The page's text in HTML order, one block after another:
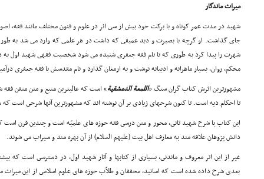
میراث ماندگار
شهید در مدت عمر کوتاه و با برکت خود بیش از سى اثر در علوم و فنون مختلف مانند فقه،
جاى گذاشت. او گرچه با بصیرت و دید عمیقى که داشت در هر علمى که وارد مى شد به طور
شهرت را پیدا کرد به طورى که تا نام فقه جعفرى شنیده مى شود شخصیت فقهى شهید اول به
محکم، روان، بسیار ماهرانه و ادیبانه نوشت و به ارمغان گذارد و نام مقدسش با فقه جعفرى
مشهورترین اثرش کتاب گران سنگ «اللمعة الدمشقیة» است که عالیترین منبع و متن متقن
تا احکام دیه است. تا کنون شرحهاى زیادى بر آن نوشته اند که مشهورترین آنها شرحى است که
این کتاب با شرح شهید ثانى، محور و متن درسى فقه حوزه هاى علمیّه است و چندین قرن
دانش پژوهان علاقه مند به معارف اهل بیت (علیهم السلام) از آن بهره مند و سیراب مى شوند.
غیر از این اثر معروف و ماندنى، بسیارى از کتابها و آثار شهید اول، در دسترسى است که
بعدى شرح داده شده است که اساتید، محققان و طلاّب حوزه هاى علوم اسلامى از این میراث